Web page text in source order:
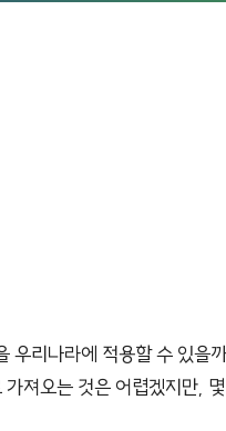
리나라에 적용할 수 있을
져오는 것은 어렵겠지만,